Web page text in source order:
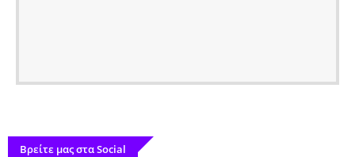
Βρείτε μας στα Social